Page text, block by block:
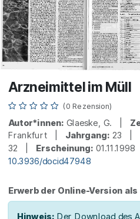
Arzneimittel im Müll
(0 Rezension)
Autor*innen: Glaeske, G. |
Frankfurt | Jahrgang: 23 |
32 | Erscheinung:
10.3936/docid47948
Erwerb der Online-Version als
Hinweis: Der Download des